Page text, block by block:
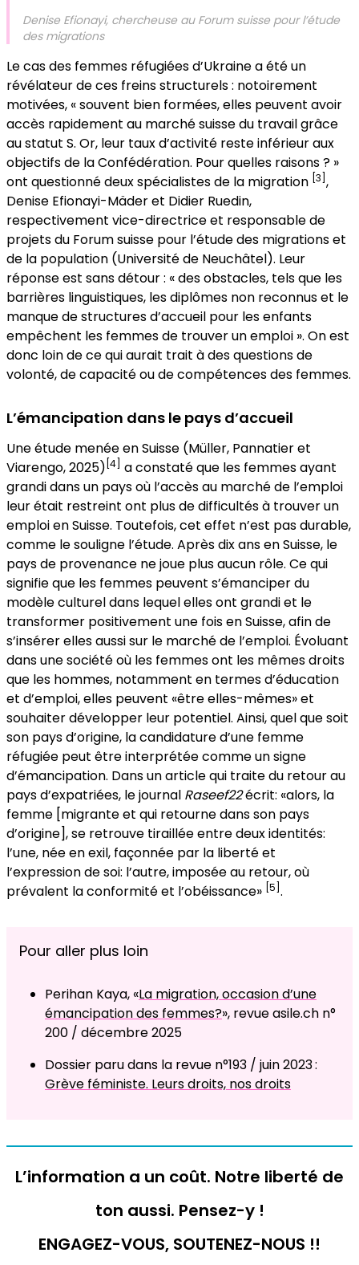
Denise Efionayi, chercheuse au Forum suisse pour l’étude
des migrations
Le cas des femmes réfugiées d’Ukraine a été un
révélateur de ces freins structurels : notoirement
motivées, « souvent bien formées, elles peuvent avoir
accès rapidement au marché suisse du travail grâce
au statut S. Or, leur taux d’activité reste inférieur aux
objectifs de la Confédération. Pour quelles raisons ? »
ont questionné deux spécialistes de la migration [3] ,
Denise Efionayi-Mäder et Didier Ruedin,
respectivement vice-directrice et responsable de
projets du Forum suisse pour l’étude des migrations et
de la population (Université de Neuchâtel). Leur
réponse est sans détour : « des obstacles, tels que les
barrières linguistiques, les diplômes non reconnus et le
manque de structures d’accueil pour les enfants
empêchent les femmes de trouver un emploi ». On est
donc loin de ce qui aurait trait à des questions de
volonté, de capacité ou de compétences des femmes.
L’émancipation dans le pays d’accueil
Une étude menée en Suisse (Müller, Pannatier et
Viarengo, 2025) [4] a constaté que les femmes ayant
grandi dans un pays où l’accès au marché de l’emploi
leur était restreint ont plus de difficultés à trouver un
emploi en Suisse. Toutefois, cet effet n’est pas durable,
comme le souligne l’étude. Après dix ans en Suisse, le
pays de provenance ne joue plus aucun rôle. Ce qui
signifie que les femmes peuvent s’émanciper du
modèle culturel dans lequel elles ont grandi et le
transformer positivement une fois en Suisse, afin de
s’insérer elles aussi sur le marché de l’emploi. Évoluant
dans une société où les femmes ont les mêmes droits
que les hommes, notamment en termes d’éducation
et d’emploi, elles peuvent «être elles-mêmes» et
souhaiter développer leur potentiel. Ainsi, quel que soit
son pays d’origine, la candidature d’une femme
réfugiée peut être interprétée comme un signe
d’émancipation. Dans un article qui traite du retour au
pays d’expatriées, le journal Raseef22écrit: «alors, la
femme [migrante et qui retourne dans son pays
d’origine], se retrouve tiraillée entre deux identités:
l’une, née en exil, façonnée par la liberté et
l’expression de soi: l’autre, imposée au retour, où
prévalent la conformité et l’obéissance» [5] .
Pour aller plus loin
Perihan Kaya, «La migration, occasion d’une
émancipation des femmes?», revue asile.ch n°
200 / décembre 2025
Dossier paru dans la revue n°193 / juin 2023 :
Grève féministe. Leurs droits, nos droits
L’information a un coût. Notre liberté de
ton aussi. Pensez-y !
ENGAGEZ-VOUS, SOUTENEZ-NOUS !!